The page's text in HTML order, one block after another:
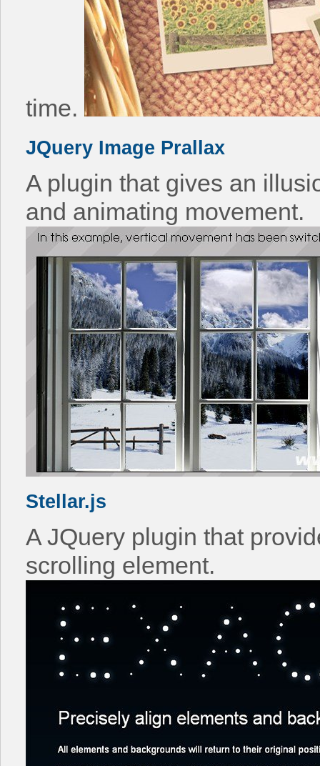
time.
JQuery Image Prallax
A plugin that gives an
and animating movement.
Stellar.js
A JQuery plugin that
scrolling element.